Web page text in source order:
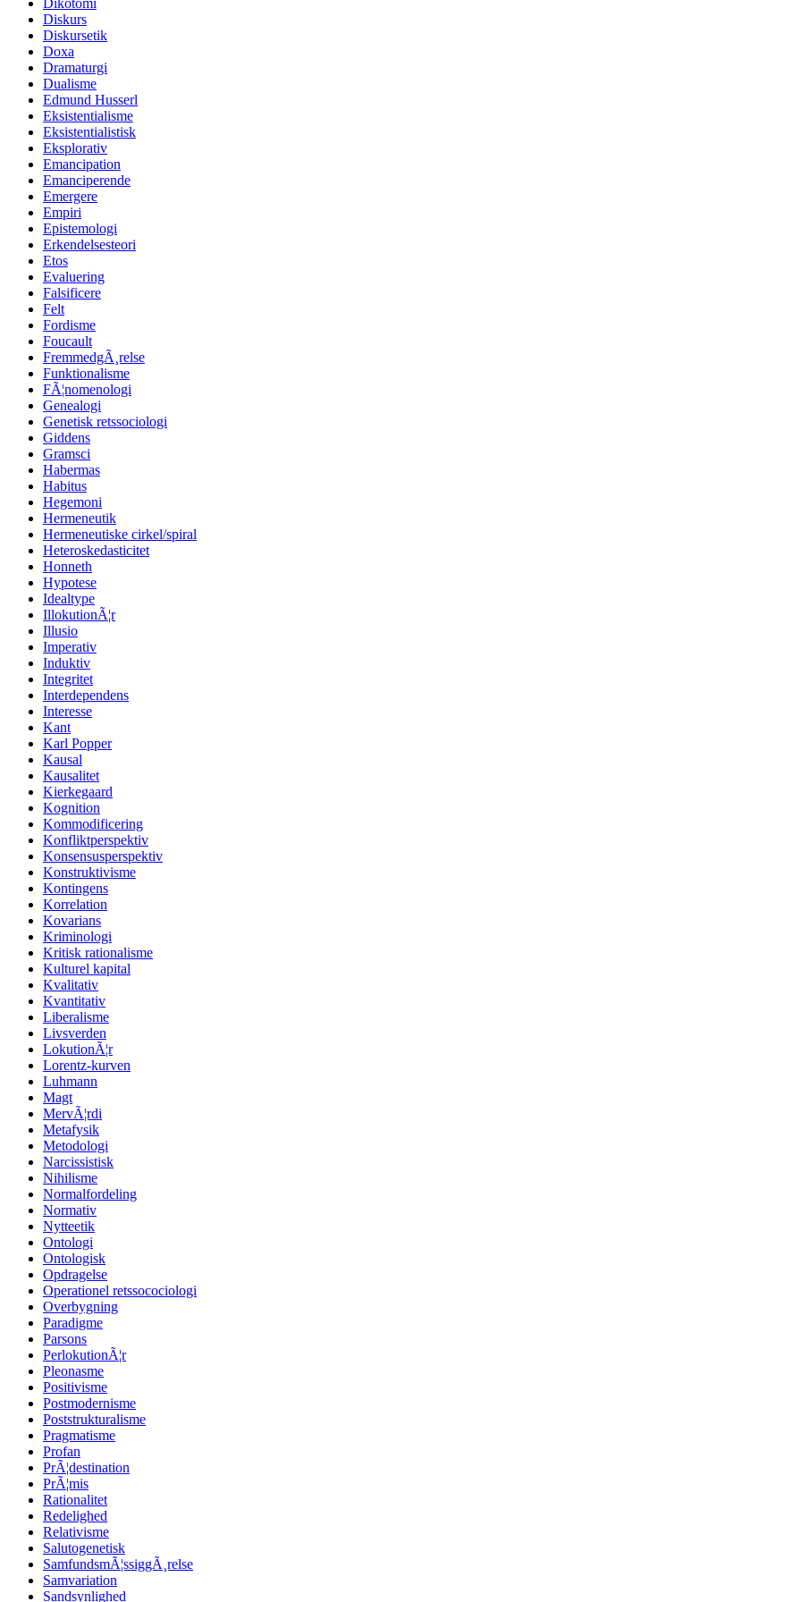
Diskurs
Diskursetik
Doxa
Dramaturgi
Dualisme
Edmund Husserl
Eksistentialisme
Eksistentialistisk
Eksplorativ
Emancipation
Emanciperende
Emergere
Empiri
Epistemologi
Erkendelsesteori
Etos
Evaluering
Falsificere
Felt
Fordisme
Foucault
FremmedgÃ¸relse
Funktionalisme
FÃ¦nomenologi
Genealogi
Genetisk retssociologi
Giddens
Gramsci
Habermas
Habitus
Hegemoni
Hermeneutik
Hermeneutiske cirkel/spiral
Heteroskedasticitet
Honneth
Hypotese
Idealtype
IllokutionÃ¦r
Illusio
Imperativ
Induktiv
Integritet
Interdependens
Interesse
Kant
Karl Popper
Kausal
Kausalitet
Kierkegaard
Kognition
Kommodificering
Konfliktperspektiv
Konsensusperspektiv
Konstruktivisme
Kontingens
Korrelation
Kovarians
Kriminologi
Kritisk rationalisme
Kulturel kapital
Kvalitativ
Kvantitativ
Liberalisme
Livsverden
LokutionÃ¦r
Lorentz-kurven
Luhmann
Magt
MervÃ¦rdi
Metafysik
Metodologi
Narcissistisk
Nihilisme
Normalfordeling
Normativ
Nytteetik
Ontologi
Ontologisk
Opdragelse
Operationel retssocociologi
Overbygning
Paradigme
Parsons
PerlokutionÃ¦r
Pleonasme
Positivisme
Postmodernisme
Poststrukturalisme
Pragmatisme
Profan
PrÃ¦destination
PrÃ¦mis
Rationalitet
Redelighed
Relativisme
Salutogenetisk
SamfundsmÃ¦ssiggÃ¸relse
Samvariation
Sandsynlighed